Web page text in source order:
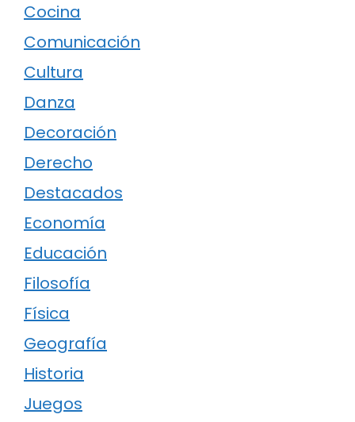
Cocina
Comunicación
Cultura
Danza
Decoración
Derecho
Destacados
Economía
Educación
Filosofía
Física
Geografía
Historia
Juegos